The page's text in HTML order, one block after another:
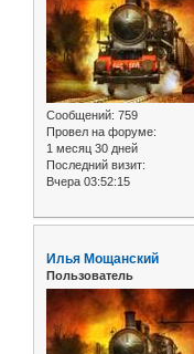
Сообщений: 759
Провел на форуме:
1 месяц 30 дней
Последний визит:
Вчера 03:52:15
Илья Мощанский
Пользователь